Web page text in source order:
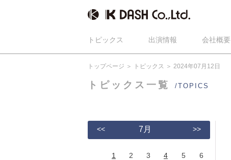
トピックス 出演情報 会社概要
トップページ トピックス 2024年07月12日
トピックス一覧 /TOPICS
<< 7月 >>
1 2 3 4 5 6